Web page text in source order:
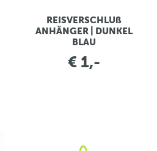
REISVERSCHLUß
ANHÄNGER | DUNKEL
BLAU
€ 1,-